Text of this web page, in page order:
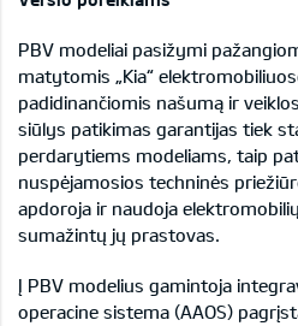
PBV modeliai pasižymi
matytomis „Kia“
padidinančiomis našumą ir
siūlys patikimas garantijas tiek
perdarytiems modeliams, taip
nuspėjamosios techninės
apdoroja ir naudoja
sumažintų jų prastovas.
Į PBV modelius gamintoja
operacine sistema (AAOS)